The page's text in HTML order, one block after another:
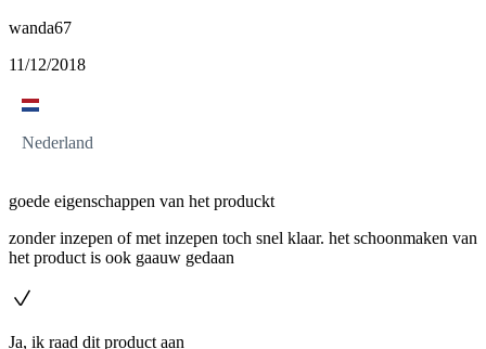
wanda67
11/12/2018
Nederland
goede eigenschappen van het produckt
zonder inzepen of met inzepen toch snel klaar. het schoonmaken van
het product is ook gaauw gedaan
Ja, ik raad dit product aan